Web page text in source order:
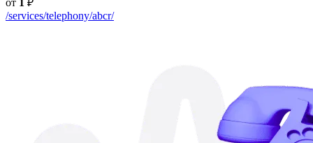
от 1 ₽
/services/telephony/abcr/